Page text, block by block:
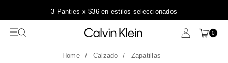
3 Panties x $36 en estilos seleccionados
0
Calzado Zapatillas